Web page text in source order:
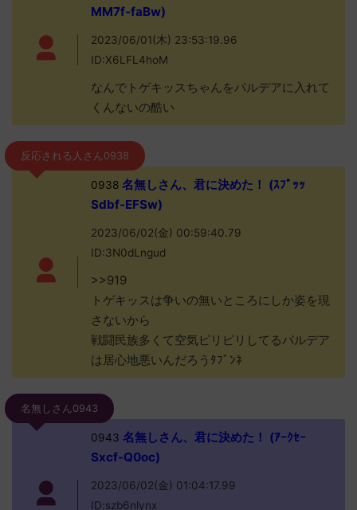
MM7f-faBw)
2023/06/01(木) 23:53:19.96
ID:X6LFL4hoM
なんでトゲキッスちゃんをパルデアに入れて
くんないの酷い
反応される人さん0938
0938名無しさん、君に決めた！ (ｽﾌﾟｯｯ
Sdbf-EFSw)
2023/06/02(金) 00:59:40.79
ID:3N0dLngud
>>919
トゲキッスは争いの無いところにしか姿を現
さないから
戦闘民族多くて空気ピリピリしてるパルデア
は居心地悪いんだろうﾀﾌﾞﾝﾈ
名無しさん0943
0943 名無しさん、君に決めた！ (ｱｰｸｾｰ
Sxcf-Q0oc)
2023/06/02(金) 01:04:17.99
ID:szb6nlynx